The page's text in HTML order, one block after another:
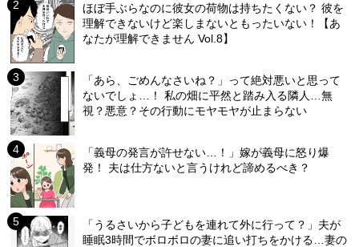
ほぼ手ぶらなのに彼女の荷物は持ちたくない？ 彼を
理解できないけど楽しまないともったいない！【あ
なたが理解できません Vol.8】
「あら、ごめんなさいね？」って絶対悪いと思って
ないでしょ…！ 私の畑に平然と踏み入る隣人…無
視？悪意？その行動にモヤモヤが止まらない
「義母の発言が許せない…！」嫁が義母に怒り爆
発！ 夫は仕方ないと言うけれど諦めるべき？
「うるさいから子どもを連れて外に行って？」夫が
睡眠3時間でボロボロの妻に追い打ちをかける…妻の